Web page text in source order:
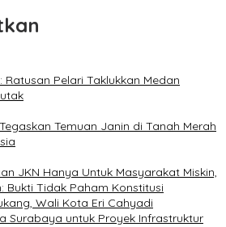
Ratusan Pelari Taklukkan Medan
Temuan Janin di Tanah Merah
JKN Hanya Untuk Masyarakat Miskin,
Bukti Tidak Paham Konstitusi
Wali Kota Eri Cahyadi
Surabaya untuk Proyek Infrastruktur